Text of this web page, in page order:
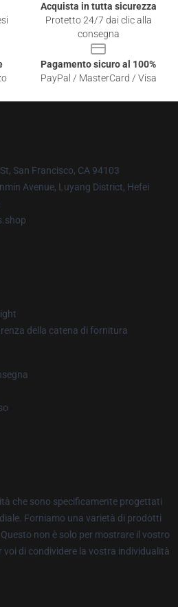
Acquista in tutta sicurezza
Protetto 24/7 dai clic alla
consegna
Pagamento sicuro al 100%
PayPal / MasterCard / Visa
San Francisco, CA 94103
Avenue, Luyang District, Hefei
della catena di fornitura
che sono specificamente progettati
Forniamo una varietà di prodotti
non è solo per mostrare il vostro
voi di condividere la vostra individualità